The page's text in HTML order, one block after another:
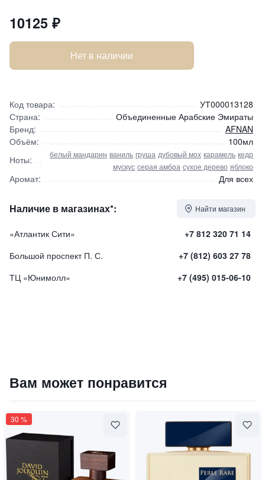
10125 ₽
Нет в наличии
Код товара:
УТ000013128
Страна:
Объединенные Арабские Эмираты
Бренд:
AFNAN
Объём:
100мл
Ноты:
белый мандарин ваниль груша дубовый мох карамель кедр
мускус серая амбра сухое дерево яблоко
Аромат: Для всех
Наличие в магазинах*: Найти магазин
«Атлантик Сити»
+7 812 320 71 14
Большой проспект П. С.
+7 (812) 603 27 78
ТЦ «Юнимолл»
+7 (495) 015-06-10
10125₽9 840 ₽
Вам может понравится
30 %